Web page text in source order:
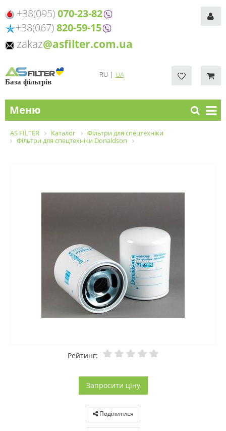
+38(095)070-23-82
+38(067)820-59-15
zakaz@asfilter.com.ua
База фільтрів
RU | UA
Меню
AS FILTER Каталог
Фільтри для спецтехніки
Фільтри для спецтехніки Donaldson
Рейтинг:
Запросити ціну
Поділитися